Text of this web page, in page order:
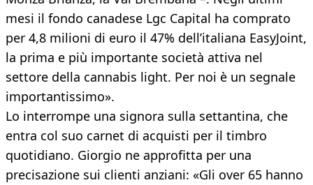
mesi il fondo canadese Lgc Capital ha comprato
per 4,8 milioni di euro il 47% dell’italiana EasyJoint,
la prima e più importante società attiva nel
settore della cannabis light. Per noi è un segnale
importantissimo».
Lo interrompe una signora sulla settantina, che
entra col suo carnet di acquisti per il timbro
quotidiano. Giorgio ne approfitta per una
precisazione sui clienti anziani: «Gli over 65 hanno